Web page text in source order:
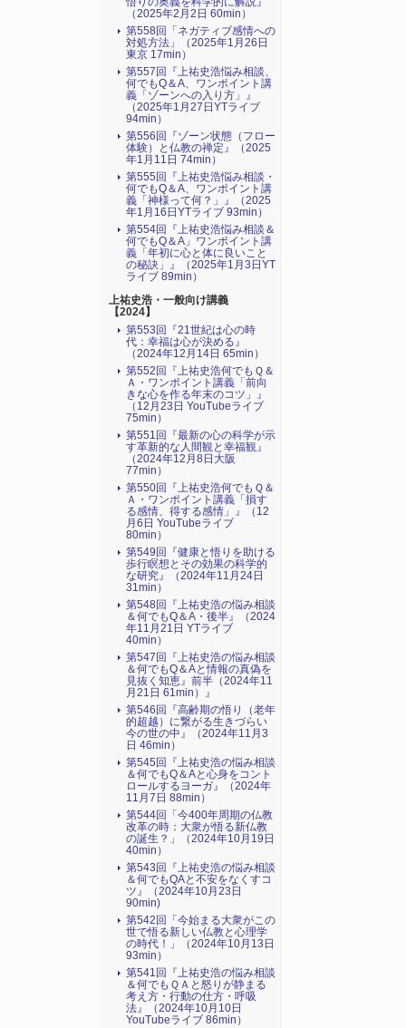
（2025年2月2日 60min）
第558回「ネガティブ感情への
対処方法」（2025年1月26日
東京 17min）
第557回『上祐史浩悩み相談、
何でもQ＆A、ワンポイント講
義「ゾーンへの入り方」』
（2025年1月27日YTライブ
94min）
第556回『ゾーン状態（フロー
体験）と仏教の禅定』（2025
年1月11日 74min）
第555回『上祐史浩悩み相談・
何でもQ＆A、ワンポイント講
義「神様って何？」』（2025
年1月16日YTライブ 93min）
第554回『上祐史浩悩み相談＆
何でもQ＆A」ワンポイント講
義「年初に心と体に良いこと
の秘訣」』（2025年1月3日YT
ライブ 89min）
上祐史浩・一般向け講義
【2024】
第553回『21世紀は心の時
代：幸福は心が決める』
（2024年12月14日 65min）
第552回『上祐史浩何でもＱ＆
Ａ・ワンポイント講義「前向
きな心を作る年末のコツ」』
（12月23日 YouTubeライブ
75min）
第551回『最新の心の科学が示
す革新的な人間観と幸福観』
（2024年12月8日大阪
77min）
第550回『上祐史浩何でもＱ＆
Ａ・ワンポイント講義「損す
る感情、得する感情」』（12
月6日 YouTubeライブ
80min）
第549回『健康と悟りを助ける
歩行瞑想とその効果の科学的
な研究』（2024年11月24日
31min）
第548回『上祐史浩の悩み相談
＆何でもQ＆A・後半』（2024
年11月21日 YTライブ
40min）
第547回『上祐史浩の悩み相談
＆何でもQ＆Aと情報の真偽を
見抜く知恵』前半（2024年11
月21日 61min）』
第546回『高齢期の悟り（老年
的超越）に繋がる生きづらい
今の世の中』（2024年11月3
日 46min）
第545回『上祐史浩の悩み相談
＆何でもQ＆Aと心身をコント
ロールするヨーガ』（2024年
11月7日 88min）
第544回「今400年周期の仏教
改革の時：大衆が悟る新仏教
の誕生？」（2024年10月19日
40min）
第543回『上祐史浩の悩み相談
＆何でもQAと不安をなくすコ
ツ』（2024年10月23日
90min)
第542回「今始まる大衆がこの
世で悟る新しい仏教と心理学
の時代！」（2024年10月13日
93min）
第541回『上祐史浩の悩み相談
＆何でもＱＡと怒りが静まる
考え方・行動の仕方・呼吸
法』（2024年10月10日
YouTubeライブ 86min）